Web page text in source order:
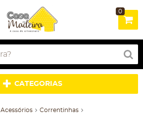
0
CATEGORIAS
Acessórios Correntinhas